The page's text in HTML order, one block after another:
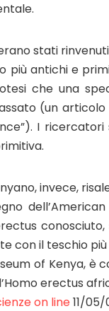
stati rinvenuti
più antichi e
che una
(un
I
invece,
con il teschio
of Kenya, è
erectus
on line11/05/